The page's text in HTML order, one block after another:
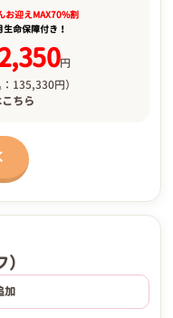
お迎えMAX70%割
生命保障付き！
円
：135,330円）
こちら
加